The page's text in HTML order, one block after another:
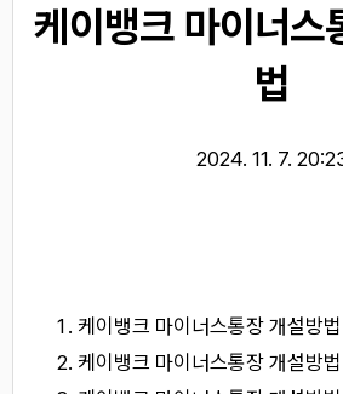
케이뱅크 마이너스
법
2024. 11. 7.
케이뱅크 마이너스통장 개설방
케이뱅크 마이너스통장 개설방